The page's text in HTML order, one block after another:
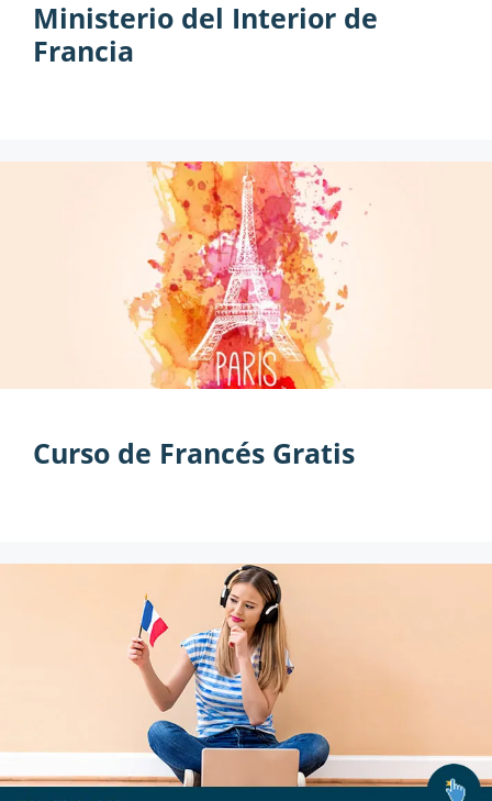
Ministerio del Interior de
Francia
Curso de Francés Gratis